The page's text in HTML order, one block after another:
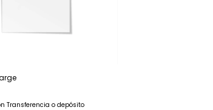
Transferencia o depósito